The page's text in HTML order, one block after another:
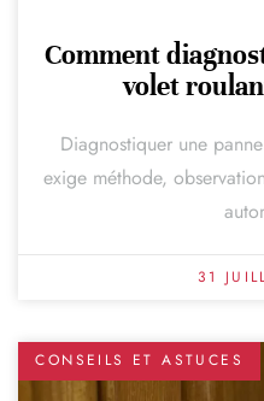
Comment
volet
Diagnostiquer une
exige méthode,
31
CONSEILS ET ASTUCES